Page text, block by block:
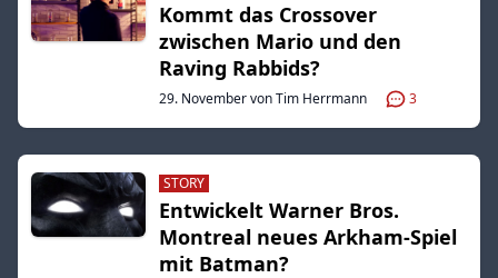
Kommt das Crossover
zwischen Mario und den
Raving Rabbids?
29. November von Tim Herrmann 3
STORY
Entwickelt Warner Bros.
Montreal neues Arkham-Spiel
mit Batman?